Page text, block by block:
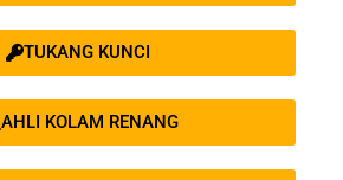
TUKANG KUNCI
AHLI KOLAM RENANG